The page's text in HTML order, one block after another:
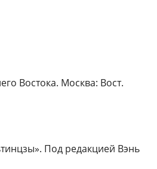
Востока. Москва: Вост.
Под редакцией Вэнь